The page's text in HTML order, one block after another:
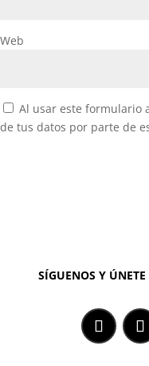
Web
Al usar este formulario
de tus datos por parte de
SÍGUENOS Y ÚNETE